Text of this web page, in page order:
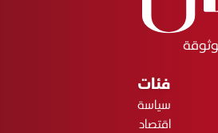
فئات
سياسة
اقتصاد